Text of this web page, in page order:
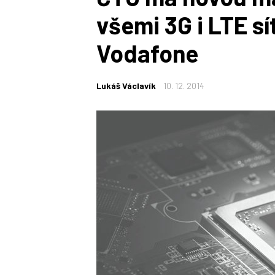
všemi 3G i LTE
Vodafone
Lukáš Václavík 10. 12. 2014